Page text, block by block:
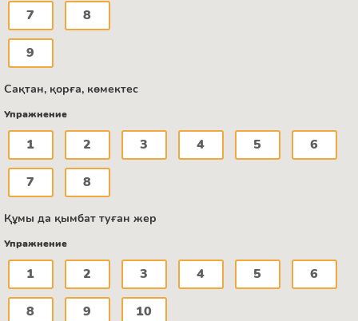
7 8
9
Сақтан, қорға, көмектес
Упражнение
1 2 3 4 5 6
7 8
Құмы да қымбат туған жер
Упражнение
1 2 3 4 5 6
8 9 10